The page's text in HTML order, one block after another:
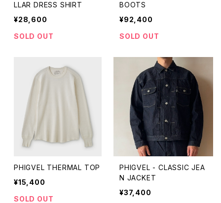
LLAR DRESS SHIRT
¥28,600
SOLD OUT
BOOTS
¥92,400
SOLD OUT
PHIGVEL THERMAL TOP
¥15,400
SOLD OUT
PHIGVEL - CLASSIC JEA
N JACKET
¥37,400